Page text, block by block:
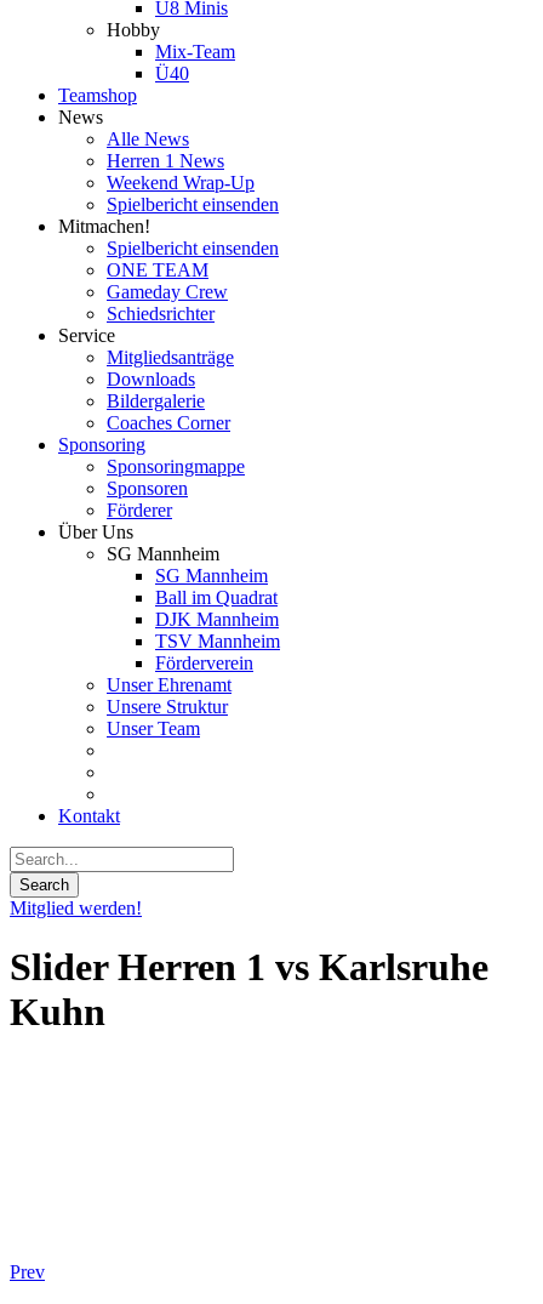
U8 Minis
Hobby
Mix-Team
Ü40
Teamshop
News
Alle News
Herren 1 News
Weekend Wrap-Up
Spielbericht einsenden
Mitmachen!
Spielbericht einsenden
ONE TEAM
Gameday Crew
Schiedsrichter
Service
Mitgliedsanträge
Downloads
Bildergalerie
Coaches Corner
Sponsoring
Sponsoringmappe
Sponsoren
Förderer
Über Uns
SG Mannheim
SG Mannheim
Ball im Quadrat
DJK Mannheim
TSV Mannheim
Förderverein
Unser Ehrenamt
Unsere Struktur
Unser Team
Kontakt
Mitglied werden!
Slider Herren 1 vs Karlsruhe
Kuhn
Prev